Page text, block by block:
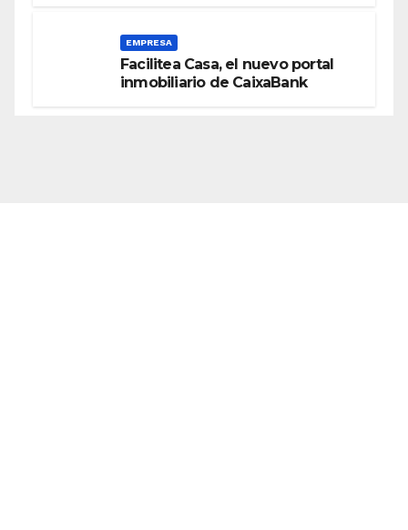
EMPRESA
Facilitea Casa, el nuevo portal
inmobiliario de CaixaBank